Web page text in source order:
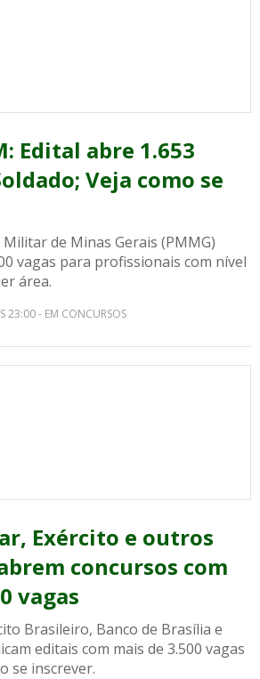
Edital abre 1.653
Veja como se
de Minas Gerais (PMMG)
vagas para profissionais com nível
área.
23:00 - EM CONCURSOS
Exército e outros
concursos com
vagas
Brasileiro, Banco de Brasília e
editais com mais de 3.500 vagas
se inscrever.